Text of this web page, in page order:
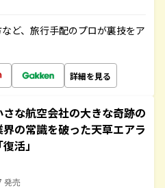
ど、旅行手配のプロが裏技をア
詳細を見る
さな航空会社の大きな奇跡の
の常識を破った天草エアラ
活」
発売